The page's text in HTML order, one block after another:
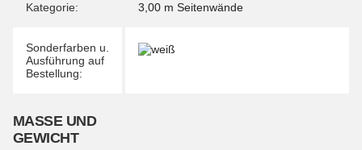
Kategorie: 3,00 m Seitenwände
Sonderfarben u.
Ausführung auf
Bestellung:
MASSE UND G
EWICHT